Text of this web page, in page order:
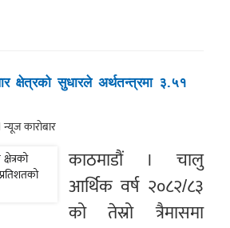
क्षेत्रको सुधारले अर्थतन्त्रमा ३.५१
न्यूज काराेबार
काठमाडौं । चालु
आर्थिक वर्ष २०८२/८३
को तेस्रो त्रैमासमा